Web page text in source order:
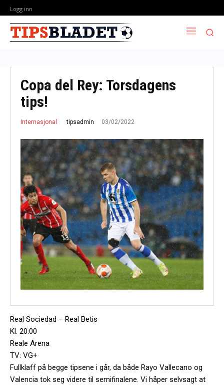
Logg inn
Copa del Rey: Torsdagens
tips!
Internasjonal tipsadmin 03/02/2022
Real Sociedad – Real Betis
Kl. 20:00
Reale Arena
TV: VG+
Fullklaff på begge tipsene i går, da både Rayo Vallecano og
Valencia tok seg videre til semifinalene. Vi håper selvsagt at